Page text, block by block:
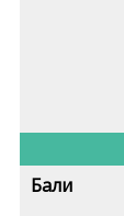
Бали